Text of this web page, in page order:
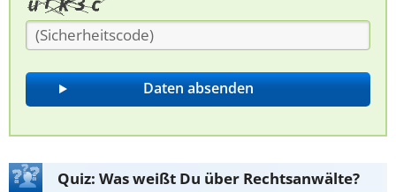
Quiz: Was weißt Du über Rechtsanwälte?